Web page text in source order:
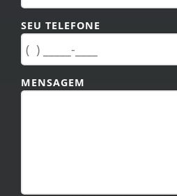
SEU TELEFONE
MENSAGEM